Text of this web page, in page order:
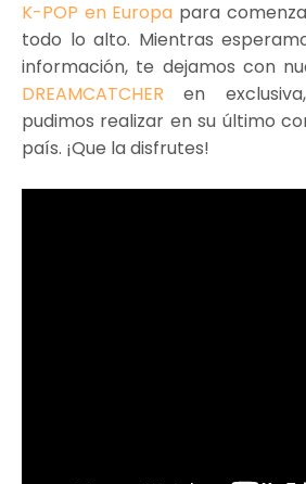
K-POP en Europa para
todo lo alto. Mientras
información, te dejamos con
DREAMCATCHER en
pudimos realizar en su último
país. ¡Que la disfrutes!